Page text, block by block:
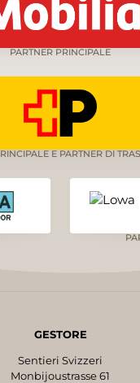
PARTNER PRINCIPALE
E PARTNER DI
GESTORE
Sentieri Svizzeri
Monbijoustrasse 61